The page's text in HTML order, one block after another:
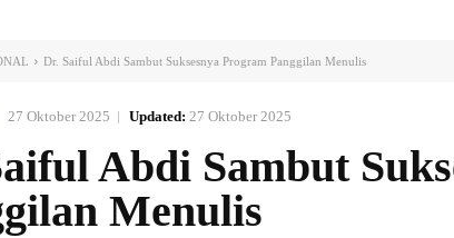
Dr. Saiful Abdi Sambut Suksesnya Program Panggilan Menulis
27 Oktober 2025 Updated: 27 Oktober 2025
Abdi Sambut
Menulis